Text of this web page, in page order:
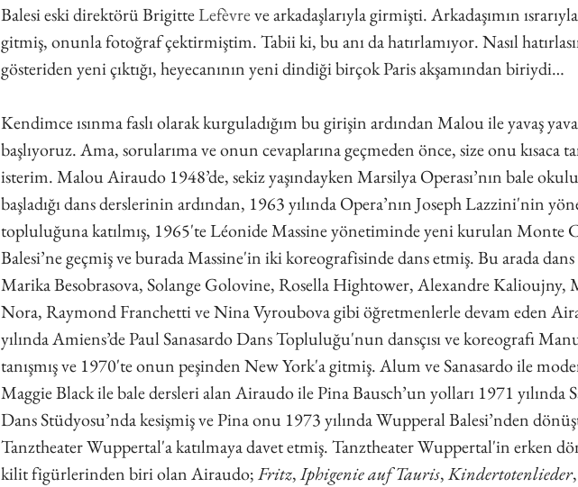
Balesi eski direktörü Brigitte Lefèvreve arkadaşlarıyla girmişti. Arkadaşımın
gitmiş, onunla fotoğraf çektirmiştim. Tabii ki, bu anı da hatırlamıyor. Nasıl
gösteriden yeni çıktığı, heyecanının yeni dindiği birçok Paris akşamından biriydi…
Kendimce ısınma faslı olarak kurguladığım bu girişin ardından Malou ile yavaş
başlıyoruz. Ama, sorularıma ve onun cevaplarına geçmeden önce, size onu kısaca
isterim. Malou Airaudo 1948’de, sekiz yaşındayken Marsilya Operası’nın bale
başladığı dans derslerinin ardından, 1963 yılında Opera’nın Joseph Lazzini'nin
topluluğuna katılmış, 1965'te Léonide Massine yönetiminde yeni kurulan Monte
Balesi’ne geçmiş ve burada Massine'in iki koreografisinde dans etmiş. Bu arada
Marika Besobrasova, Solange Golovine, Rosella Hightower, Alexandre Kalioujny,
Nora, Raymond Franchetti ve Nina Vyroubova gibi öğretmenlerle devam eden
yılında Amiens’de Paul Sanasardo Dans Topluluğu'nun dansçısı ve koreografı
tanışmış ve 1970'te onun peşinden New York'a gitmiş. Alum ve Sanasardo ile
Maggie Black ile bale dersleri alan Airaudo ile Pina Bausch’un yolları 1971 yılında
Dans Stüdyosu’nda kesişmiş ve Pina onu 1973 yılında Wupperal Balesi’nden
Tanztheater Wuppertal'a katılmaya davet etmiş. Tanztheater Wuppertal'in erken
kilit figürlerinden biri olan Airaudo; Fritz, Iphigenie auf Tauris, Kindertotenlieder,